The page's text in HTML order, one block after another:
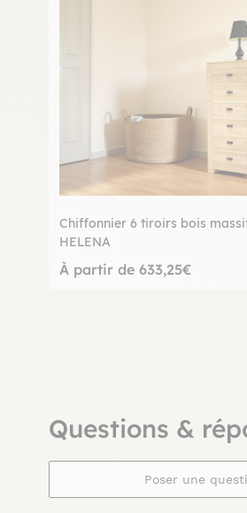
Chiffonnier 6 tiroirs bois
HELENA
À partir de 633,25€
Questions &
Poser une